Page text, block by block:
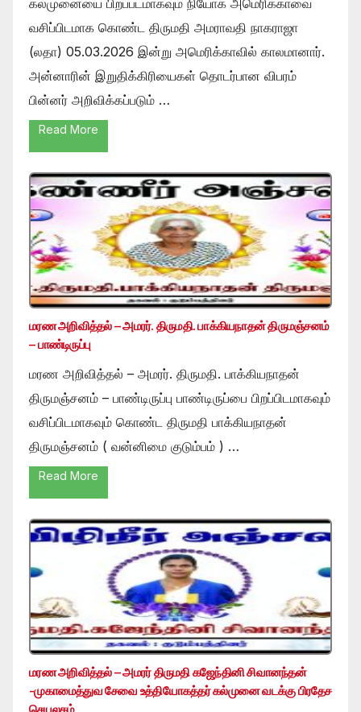
வசிப்பிடமாக கொண்ட திருமதி அமராவதி நாகராஜா
(லதா) 05.03.2026 இன்று அமெரிக்காவில் காலமானார்.
அன்னாரின் இறுதிக்கிரியைகள் தொடர்பான விபரம்
பின்னர் அறிவிக்கப்படும் …
Read More
மரண அறிவித்தல் – அமரர். திருமதி. பாக்கியநாதன் திருமஞ்சனம்
– பாண்டிருப்பு
மரண அறிவித்தல் – அமரர். திருமதி. பாக்கியநாதன்
திருமஞ்சனம் – பாண்டிருப்பு பாண்டிருப்பை பிறப்பிடமாகவும்
வசிப்பிடமாகவும் கொண்ட திருமதி பாக்கியநாதன்
திருமஞ்சனம் ( வன்னிமை குடும்பம் ) …
Read More
மரண அறிவித்தல் – அமரர் திருமதி கஜேந்தினி சிவானந்தன்
-முகாமைத்துவ சேவை உத்தியோகத்தர் கல்முனை வடக்கு பிரதேச
செயலகம்